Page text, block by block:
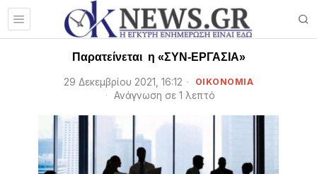
Παρατείνεται η «ΣΥΝ-ΕΡΓΑΣΙΑ»
29 Δεκεμβρίου 2021, 16:12 ΟΙΚΟΝΟΜΙΑ
Ανάγνωση σε 1 λεπτό